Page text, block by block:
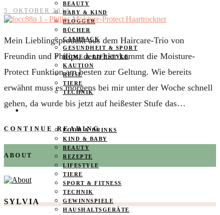
BEAUTY
BABY & KIND
BLOGGER
BÜCHER
CASHBACK
GESUNDHEIT & SPORT
HOME & LIFESTYLE
KAUTION
REISE
TIERE
TECHNIK
FOOD & DRINKS
KIND & BABY
BEAUTY
REZEPTE
LIFESTYLE
TIERE
SPORT & FITNESS
TECHNIK
GEWINNSPIELE
HAUSHALTSGERÄTE
5. OKTOBER 2014
Mein Lieblingsprodukt aus dem Haircare-Trio von
Freundin und Philips, denn hier kommt die Moisture-
Protect Funktion am besten zur Geltung. Wie bereits
erwähnt muss es morgens bei mir unter der Woche schnell
gehen, da wurde bis jetzt auf heißester Stufe das…
CONTINUE READING
ABOUT
SYLVIA